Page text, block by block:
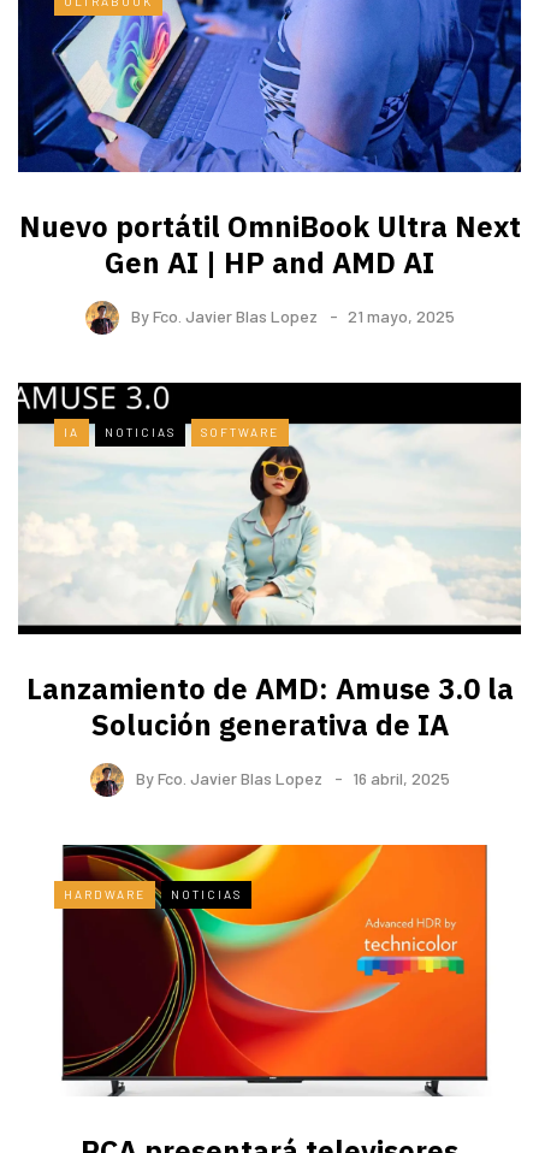
Nuevo portátil OmniBook Ultra ​Next
Gen AI | HP and AMD AI
ByFco. Javier Blas Lopez 21 mayo, 2025
IA NOTICIAS SOFTWARE
Lanzamiento de AMD: Amuse 3.0 la
Solución generativa de IA
ByFco. Javier Blas Lopez 16 abril, 2025
HARDWARE NOTICIAS